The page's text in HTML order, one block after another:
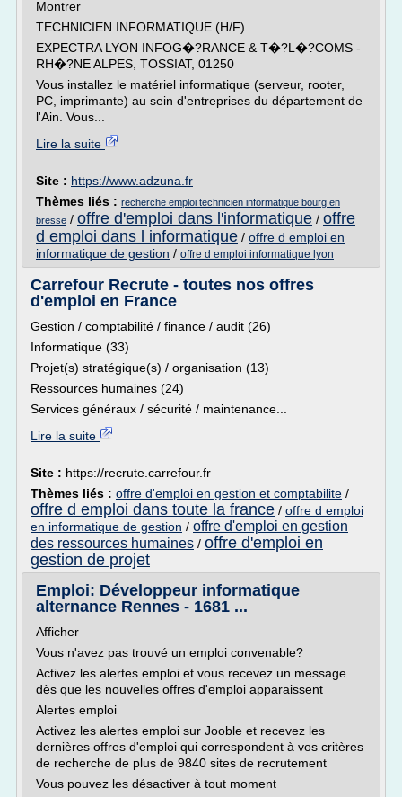
Montrer
TECHNICIEN INFORMATIQUE (H/F)
EXPECTRA LYON INFOG�?RANCE & T�?L�?COMS -
RH�?NE ALPES, TOSSIAT, 01250
Vous installez le matériel informatique (serveur, rooter,
PC, imprimante) au sein d'entreprises du département de
l'Ain. Vous...
Lire la suite
Site : https://www.adzuna.fr
Thèmes liés : recherche emploi technicien informatique bourg en
bresse / offre d'emploi dans l'informatique / offre
d emploi dans l informatique / offre d emploi en
informatique de gestion / offre d emploi informatique lyon
Carrefour Recrute - toutes nos offres
d'emploi en France
Gestion / comptabilité / finance / audit (26)
Informatique (33)
Projet(s) stratégique(s) / organisation (13)
Ressources humaines (24)
Services généraux / sécurité / maintenance...
Lire la suite
Site : https://recrute.carrefour.fr
Thèmes liés : offre d'emploi en gestion et comptabilite /
offre d emploi dans toute la france / offre d emploi
en informatique de gestion / offre d'emploi en gestion
des ressources humaines / offre d'emploi en
gestion de projet
Emploi: Développeur informatique
alternance Rennes - 1681 ...
Afficher
Vous n'avez pas trouvé un emploi convenable?
Activez les alertes emploi et vous recevez un message
dès que les nouvelles offres d'emploi apparaissent
Alertes emploi
Activez les alertes emploi sur Jooble et recevez les
dernières offres d'emploi qui correspondent à vos critères
de recherche de plus de 9840 sites de recrutement
Vous pouvez les désactiver à tout moment